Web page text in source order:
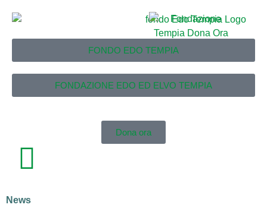
FONDO EDO TEMPIA
FONDAZIONE EDO ED ELVO TEMPIA
Dona ora
News